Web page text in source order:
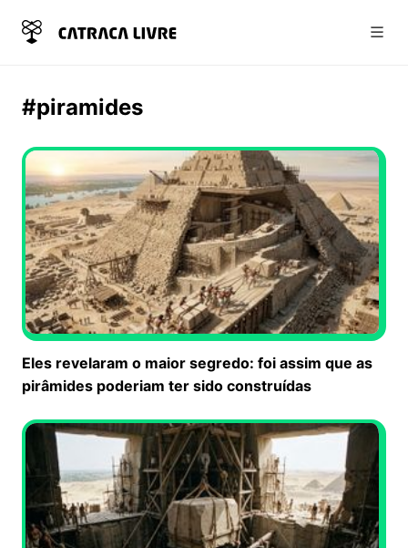
#piramides
Eles revelaram o maior segredo: foi assim que as
pirâmides poderiam ter sido construídas